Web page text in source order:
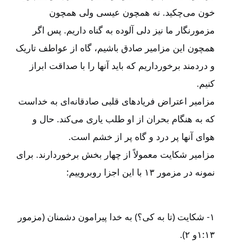
خون می‌‌چکید. نه همچون عیسی ولی همچون
مزمورنگار ما نیز دلی آلوده به گناه داریم. پس اگر
همچون این مزامیر صادق باشیم، گاه از عواطف تاریک
و دردمند برخورداریم که باید آنها را با صداقت ابراز
کنیم.
مزامیر اعتراض فریادهای قلبی صادقانه‌‌ای به خداست
که به هنگام بحران از او طلب یاری می‌‌کند. حال و
هوای آنها پر درد و گاه پر از خشم است.
مزامیر شکایت معمولاً از چهار بخش برخوردارند. برای
نمونه در مزمور ۱۳ با این اجزا روبروییم:
۱-‏‏‏‏‏ شکایت (تا به کی؟) به خدا پیرامون دشمنان (مزمور
۱۳:‏۱و ۲).